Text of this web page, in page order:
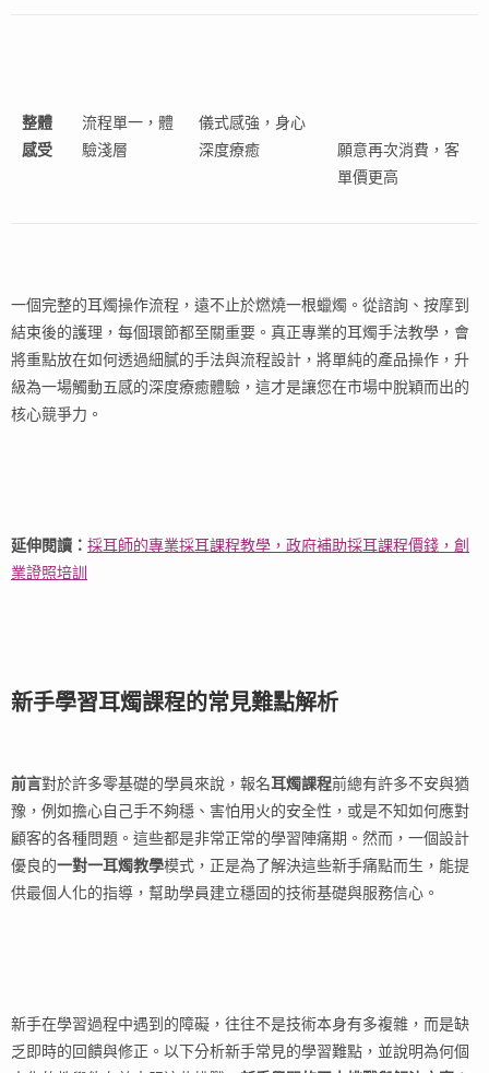
整體
感受
流程單一，體
驗淺層
儀式感強，身心
深度療癒
願意再次消費，客
單價更高
一個完整的耳燭操作流程，遠不止於燃燒一根蠟燭。從諮詢、按摩到
結束後的護理，每個環節都至關重要。真正專業的耳燭手法教學，會
將重點放在如何透過細膩的手法與流程設計，將單純的產品操作，升
級為一場觸動五感的深度療癒體驗，這才是讓您在市場中脫穎而出的
核心競爭力。
延伸閱讀： 採耳師的專業採耳課程教學，政府補助採耳課程價錢，創
業證照培訓
新手學習耳燭課程的常見難點解析
前言對於許多零基礎的學員來說，報名耳燭課程前總有許多不安與猶
豫，例如擔心自己手不夠穩、害怕用火的安全性，或是不知如何應對
顧客的各種問題。這些都是非常正常的學習陣痛期。然而，一個設計
優良的一對一耳燭教學模式，正是為了解決這些新手痛點而生，能提
供最個人化的指導，幫助學員建立穩固的技術基礎與服務信心。
新手在學習過程中遇到的障礙，往往不是技術本身有多複雜，而是缺
乏即時的回饋與修正。以下分析新手常見的學習難點，並說明為何個